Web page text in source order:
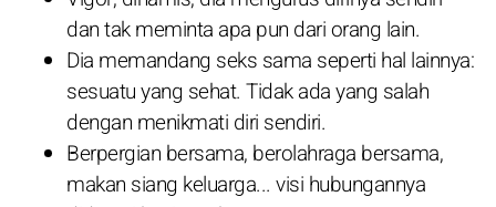
dan tak meminta apa pun dari orang lain.
Dia memandang seks sama seperti hal lainnya:
sesuatu yang sehat. Tidak ada yang salah
dengan menikmati diri sendiri.
Berpergian bersama, berolahraga bersama,
makan siang keluarga... visi hubungannya